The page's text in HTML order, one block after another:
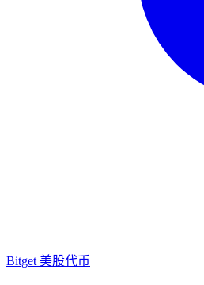
Bitget 美股代币